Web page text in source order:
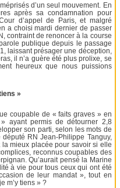
d’un seul mouvement. En
après sa condamnation pour
d’appel de Paris, et malgré
a choisi mardi dernier de passer
contraint de renoncer à la course
publique depuis le passage
laissant présager une déception,
il n’a guère été plus prolixe, se
heureux que nous puissions
»
coupable de « faits graves » en
ayant permis de détourner 2,8
son parti, selon les mots de
RN Jean-Philippe Tanguy,
mieux placée pour savoir si elle
reconnus coupables des
Qu’aurait pensé la Marine
à vie pour tous ceux qui ont été
de leur mandat », tout en
m’y tiens » ?